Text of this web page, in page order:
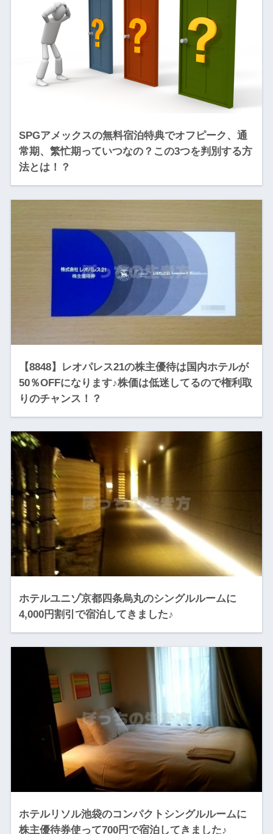
SPGアメックスの無料宿泊特典でオフピーク、通
常期、繁忙期っていつなの？この3つを判別する方
法とは！？
【8848】レオパレス21の株主優待は国内ホテルが
50％OFFになります♪株価は低迷してるので権利取
りのチャンス！？
ホテルユニゾ京都四条烏丸のシングルルームに
4,000円割引で宿泊してきました♪
ホテルリソル池袋のコンパクトシングルルームに
株主優待券使って700円で宿泊してきました♪